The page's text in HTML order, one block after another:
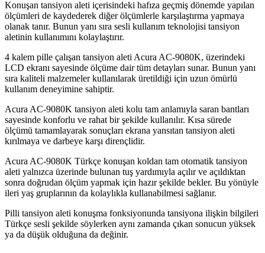
Konuşan tansiyon aleti içerisindeki hafıza geçmiş dönemde yapılan
ölçümleri de kaydederek diğer ölçümlerle karşılaştırma yapmaya
olanak tanır. Bunun yanı sıra sesli kullanım teknolojisi tansiyon
aletinin kullanımını kolaylaştırır.
4 kalem pille çalışan tansiyon aleti Acura AC-9080K, üzerindeki
LCD ekranı sayesinde ölçüme dair tüm detayları sunar. Bunun yanı
sıra kaliteli malzemeler kullanılarak üretildiği için uzun ömürlü
kullanım deneyimine sahiptir.
Acura AC-9080K tansiyon aleti kolu tam anlamıyla saran bantları
sayesinde konforlu ve rahat bir şekilde kullanılır. Kısa sürede
ölçümü tamamlayarak sonuçları ekrana yansıtan tansiyon aleti
kırılmaya ve darbeye karşı dirençlidir.
Acura AC-9080K Türkçe konuşan koldan tam otomatik tansiyon
aleti yalnızca üzerinde bulunan tuş yardımıyla açılır ve açıldıktan
sonra doğrudan ölçüm yapmak için hazır şekilde bekler. Bu yönüyle
ileri yaş gruplarının da kolaylıkla kullanabilmesi sağlanır.
Pilli tansiyon aleti konuşma fonksiyonunda tansiyona ilişkin bilgileri
Türkçe sesli şekilde söylerken aynı zamanda çıkan sonucun yüksek
ya da düşük olduğuna da değinir.